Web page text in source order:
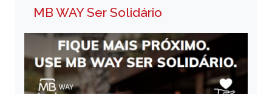
MB WAY Ser Solidário